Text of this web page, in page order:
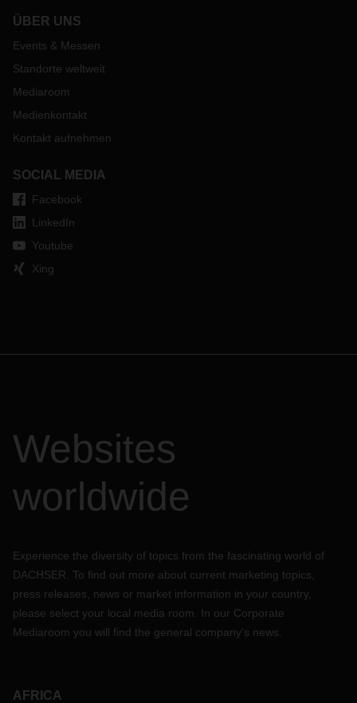
ÜBER UNS
Events & Messen
Standorte weltweit
Mediaroom
Medienkontakt
Kontakt aufnehmen
SOCIAL MEDIA
Facebook
LinkedIn
Youtube
Xing
Websites
worldwide
Experience the diversity of topics from the fascinating world of
DACHSER. To find out more about current marketing topics,
press releases, news or market information in your country,
please select your local media room. In our Corporate
Mediaroom you will find the general company's news.
AFRICA